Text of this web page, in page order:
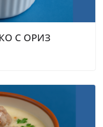
С ОРИЗ